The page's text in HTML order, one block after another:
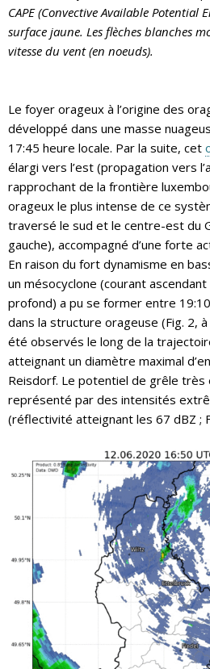
CAPE (Convective Available Potential
surface jaune. Les flèches blanches
vitesse du vent (en noeuds).
Le foyer orageux à l’origine des
développé dans une masse
17:45 heure locale. Par la suite, cet
élargi vers l’est (propagation vers
rapprochant de la frontière
orageux le plus intense de ce
traversé le sud et le centre-est du
gauche), accompagné d’une forte
En raison du fort dynamisme en
un mésocyclone (courant
profond) a pu se former entre
dans la structure orageuse (Fig. 2,
été observés le long de la
atteignant un diamètre maximal
Reisdorf. Le potentiel de grêle très
représenté par des intensités
(réflectivité atteignant les 67 dBZ ;